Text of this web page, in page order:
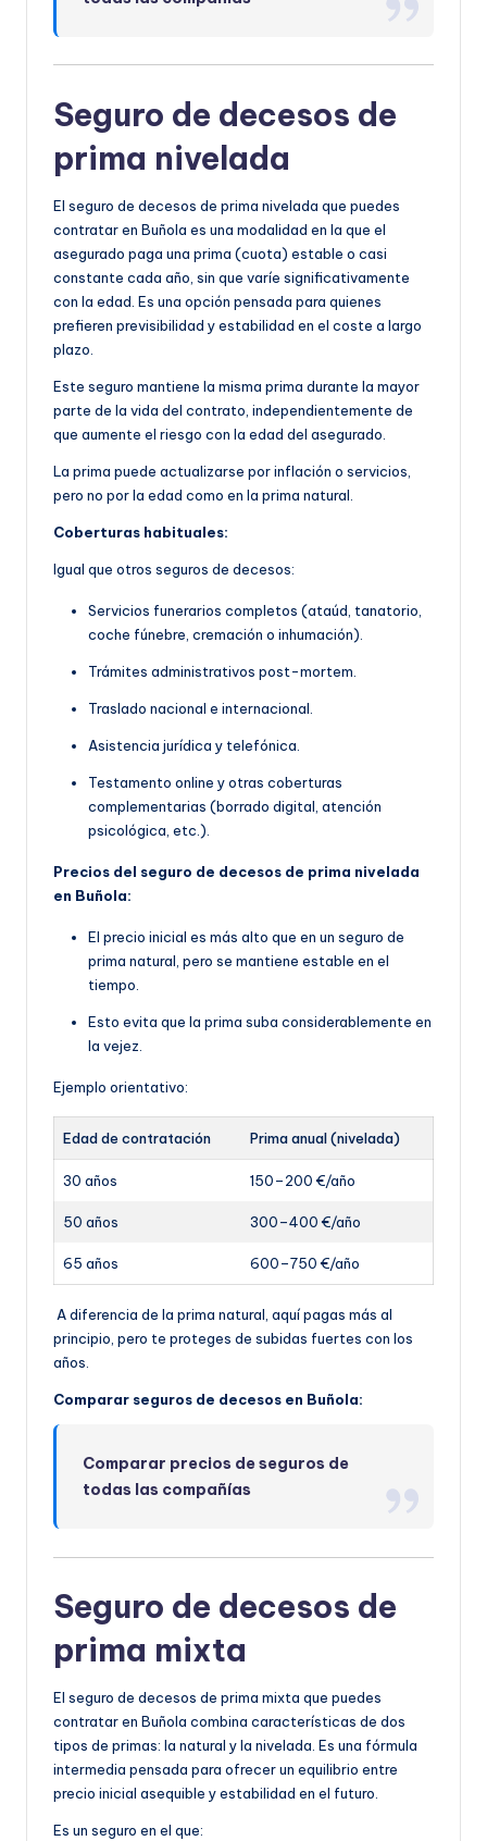
Seguro de decesos de
prima nivelada
El seguro de decesos de prima nivelada que puedes
contratar en Buñola es una modalidad en la que el
asegurado paga una prima (cuota) estable o casi
constante cada año, sin que varíe significativamente
con la edad. Es una opción pensada para quienes
prefieren previsibilidad y estabilidad en el coste a largo
plazo.
Este seguro mantiene la misma prima durante la mayor
parte de la vida del contrato, independientemente de
que aumente el riesgo con la edad del asegurado.
La prima puede actualizarse por inflación o servicios,
pero no por la edad como en la prima natural.
Coberturas habituales:
Igual que otros seguros de decesos:
Servicios funerarios completos (ataúd, tanatorio,
coche fúnebre, cremación o inhumación).
Trámites administrativos post-mortem.
Traslado nacional e internacional.
Asistencia jurídica y telefónica.
Testamento online y otras coberturas
complementarias (borrado digital, atención
psicológica, etc.).
Precios del seguro de decesos de prima nivelada
en Buñola:
El precio inicial es más alto que en un seguro de
prima natural, pero se mantiene estable en el
tiempo.
Esto evita que la prima suba considerablemente en
la vejez.
Ejemplo orientativo:
Edad de contratación Prima anual (nivelada)
30 años 150–200 €/año
50 años 300–400 €/año
65 años 600–750 €/año
A diferencia de la prima natural, aquí pagas más al
principio, pero te proteges de subidas fuertes con los
años.
Comparar seguros de decesos en Buñola:
Comparar precios de seguros de
todas las compañías
Seguro de decesos de
prima mixta
El seguro de decesos de prima mixta que puedes
contratar en Buñola combina características de dos
tipos de primas: la natural y la nivelada. Es una fórmula
intermedia pensada para ofrecer un equilibrio entre
precio inicial asequible y estabilidad en el futuro.
Es un seguro en el que: